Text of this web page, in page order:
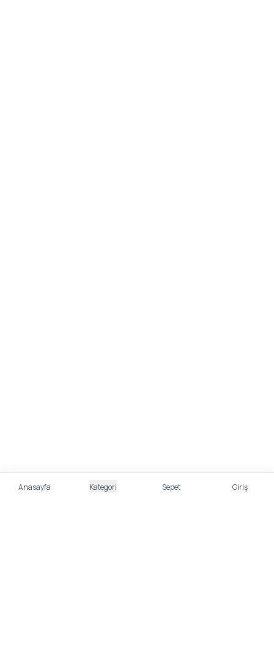
Anasayfa Kategori Sepet Giriş